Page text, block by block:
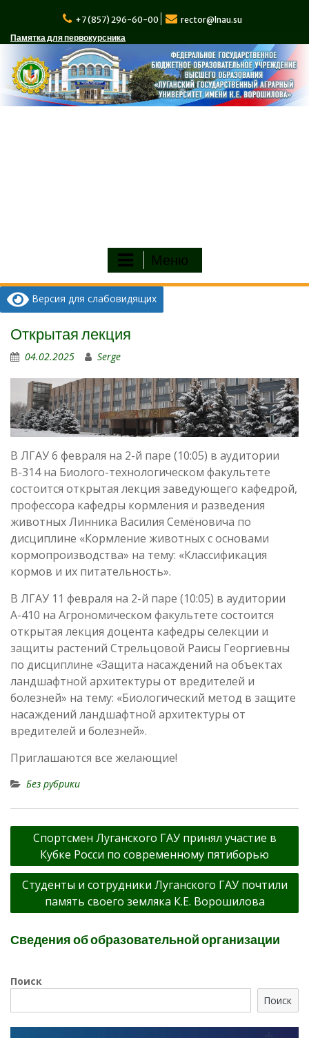
содержимому
+7 (857) 296-60-00
rector@lnau.su
Памятка для первокурсника
Меню
Версия для слабовидящих
Открытая лекция
04.02.2025 Serge
В ЛГАУ 6 февраля на 2-й паре (10:05) в аудитории
В-314 на Биолого-технологическом факультете
состоится открытая лекция заведующего кафедрой,
профессора кафедры кормления и разведения
животных Линника Василия Семёновича по
дисциплине «Кормление животных с основами
кормопроизводства» на тему: «Классификация
кормов и их питательность».
В ЛГАУ 11 февраля на 2-й паре (10:05) в аудитории
А-410 на Агрономическом факультете состоится
открытая лекция доцента кафедры селекции и
защиты растений Стрельцовой Раисы Георгиевны
по дисциплине «Защита насаждений на объектах
ландшафтной архитектуры от вредителей и
болезней» на тему: «Биологический метод в защите
насаждений ландшафтной архитектуры от
вредителей и болезней».
Приглашаются все желающие!
Без рубрики
Навигация
записям
Спортсмен Луганского ГАУ принял участие в
Кубке Росси по современному пятиборью
Студенты и сотрудники Луганского ГАУ почтили
память своего земляка К.Е. Ворошилова
Сведения об образовательной организации
Поиск
Поиск